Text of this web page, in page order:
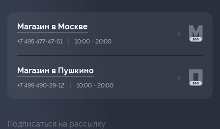
Магазин в Москве
+7 495 477-47-61 10:00 - 20:00
Магазин в Пушкино
+7 499 490-29-12 10:00 - 20:00
Подписаться на рассылку